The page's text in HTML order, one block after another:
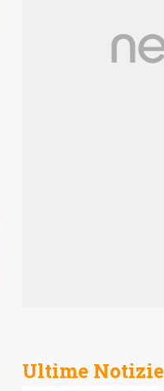
Ultime Notizie